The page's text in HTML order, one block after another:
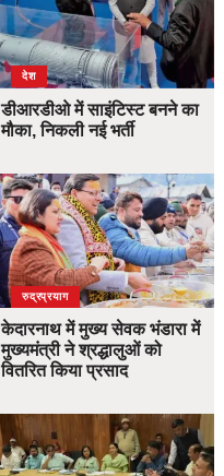
देश
डीआरडीओ में साइंटिस्ट बनने का
मौका, निकली नई भर्ती
उत्तराखंड
देश
रुद्रप्रयाग
केदारनाथ में मुख्य सेवक भंडारा में
मुख्यमंत्री ने श्रद्धालुओं को
वितरित किया प्रसाद